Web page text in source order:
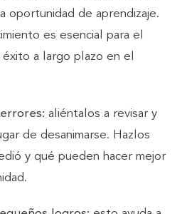
oportunidad de aprendizaje.
es esencial para el
a largo plazo en el
aliéntalos a revisar y
de desanimarse. Hazlos
y qué pueden hacer mejor